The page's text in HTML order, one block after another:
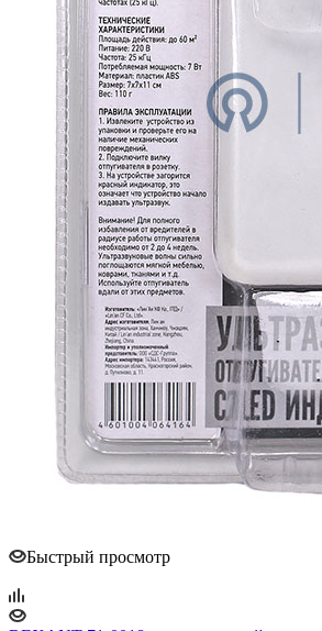
Быстрый просмотр